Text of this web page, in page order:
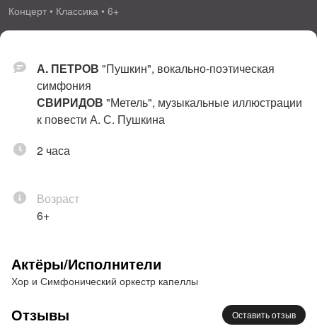
Концерт • Классика • 6+
А. ПЕТРОВ "Пушкин", вокально-поэтическая
симфония
СВИРИДОВ "Метель", музыкальные иллюстрации
к повести А. С. Пушкина
2 часа
Возраст
6+
Актёры/Исполнители
Хор и Симфонический оркестр капеллы
Отзывы Оставить отзыв